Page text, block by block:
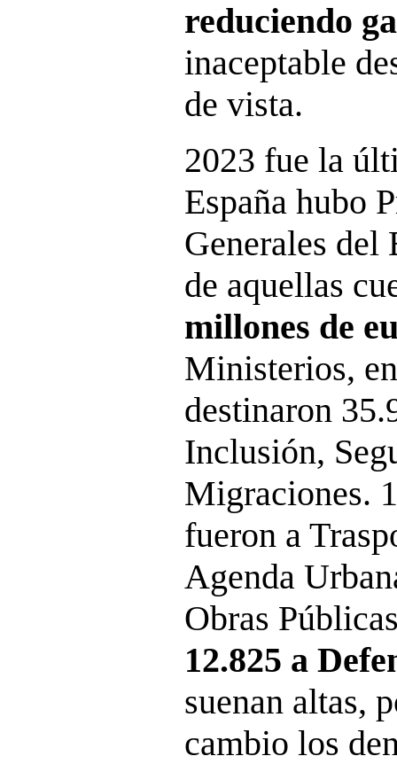
reduciendo
inaceptable
de vista.
2023 fue la
España hubo
Generales del
de aquellas
millones de
Ministerios,
destinaron
Inclusión,
Migraciones.
fueron a
Agenda
Obras
12.825 a
suenan altas,
cambio los